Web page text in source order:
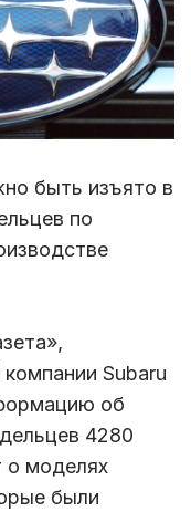
быть изъято в
по
Subaru
об
4280
о моделях
были